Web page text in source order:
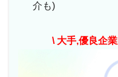
介も)
\ 大手,優良企